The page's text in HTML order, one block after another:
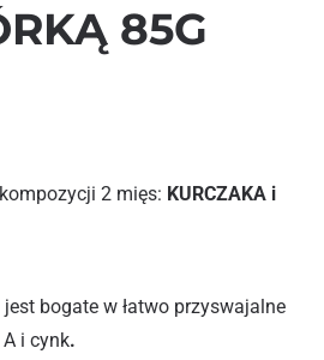
85G
2 mięs: KURCZAKA i
jest bogate w łatwo przyswajalne
i cynk.